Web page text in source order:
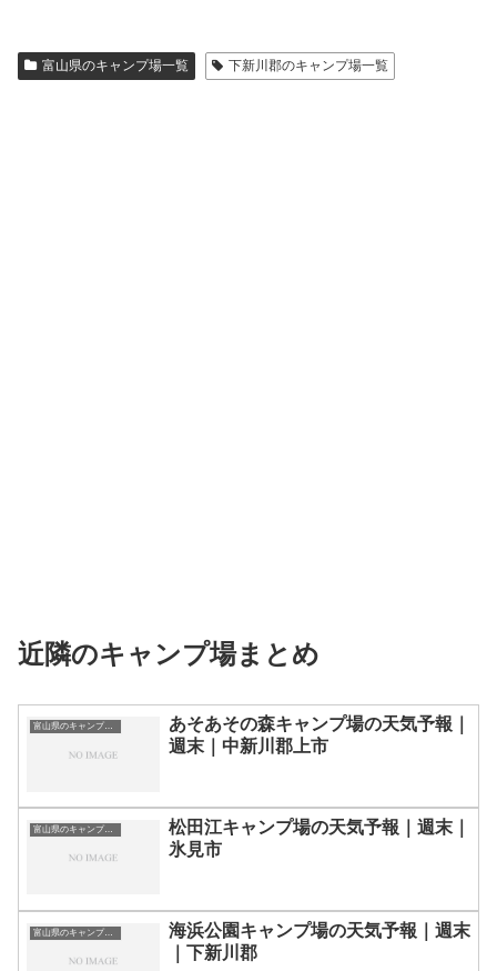
富山県のキャンプ場一覧 下新川郡のキャンプ場一覧
近隣のキャンプ場まとめ
富山県のキャンプ場一覧
あそあその森キャンプ場の天気予報｜
週末｜中新川郡上市
富山県のキャンプ場一覧
松田江キャンプ場の天気予報｜週末｜
氷見市
富山県のキャンプ場一覧
海浜公園キャンプ場の天気予報｜週末
｜下新川郡